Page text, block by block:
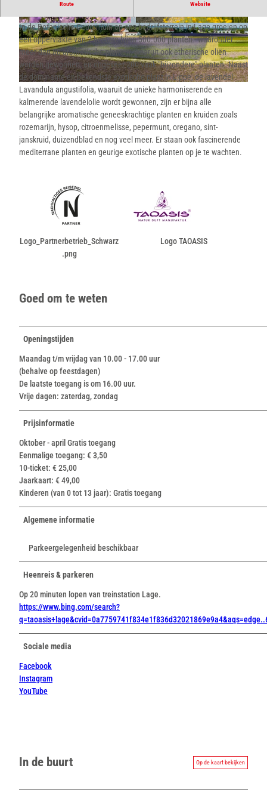
© Dominik Ketz | CC-BY-SA
© Teutoburger Wald Tourismus, D. Ketz © Teutoburger Wald Tourismus, D. Ketz
Route Website
In de Botanische Geurentuin op ons bedrijfsterrein in Lage groeien op
een oppervlakte van 2 hectare bijna 500.000 planten - waaronder
meer dan 80 aromatische planten, waaruit ook etherische oliën
worden gewonnen, en ongeveer 200 vaak "bijzondere" planten. Naast
de dominante en bekendste exotische plant in Lippe, de lavendel
Lavandula angustifolia, waaruit de unieke harmoniserende en
kalmerende lavendelolie wordt gewonnen, zijn er bijna alle
belangrijke aromatische geneeskrachtige planten en kruiden zoals
rozemarijn, hysop, citroenmelisse, pepermunt, oregano, sint-
janskruid, duizendblad en nog veel meer. Er staan ook fascinerende
mediterrane planten en geurige exotische planten op je te wachten.
Logo_Partnerbetrieb_Schwarz
.png
Logo TAOASIS
Goed om te weten
Openingstijden
Maandag t/m vrijdag van 10.00 - 17.00 uur
(behalve op feestdagen)
De laatste toegang is om 16.00 uur.
Vrije dagen: zaterdag, zondag
Prijsinformatie
Oktober - april Gratis toegang
Eenmalige toegang: € 3,50
10-ticket: € 25,00
Jaarkaart: € 49,00
Kinderen (van 0 tot 13 jaar): Gratis toegang
Algemene informatie
Parkeergelegenheid beschikbaar
Heenreis & parkeren
Op 20 minuten lopen van treinstation Lage.
https://www.bing.com/search?
Sociale media
Facebook
Instagram
YouTube
In de buurt Op de kaart bekijken